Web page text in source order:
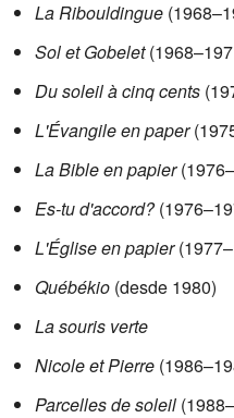
La Ribouldingue
Sol et Gobelet
Du soleil à cinq cents
L'Évangile en paper
La Bible en papier
Es-tu d'accord?
L'Église en papier
Québékio (desde 1980)
La souris verte
Nicole et Pierre
Parcelles de soleil